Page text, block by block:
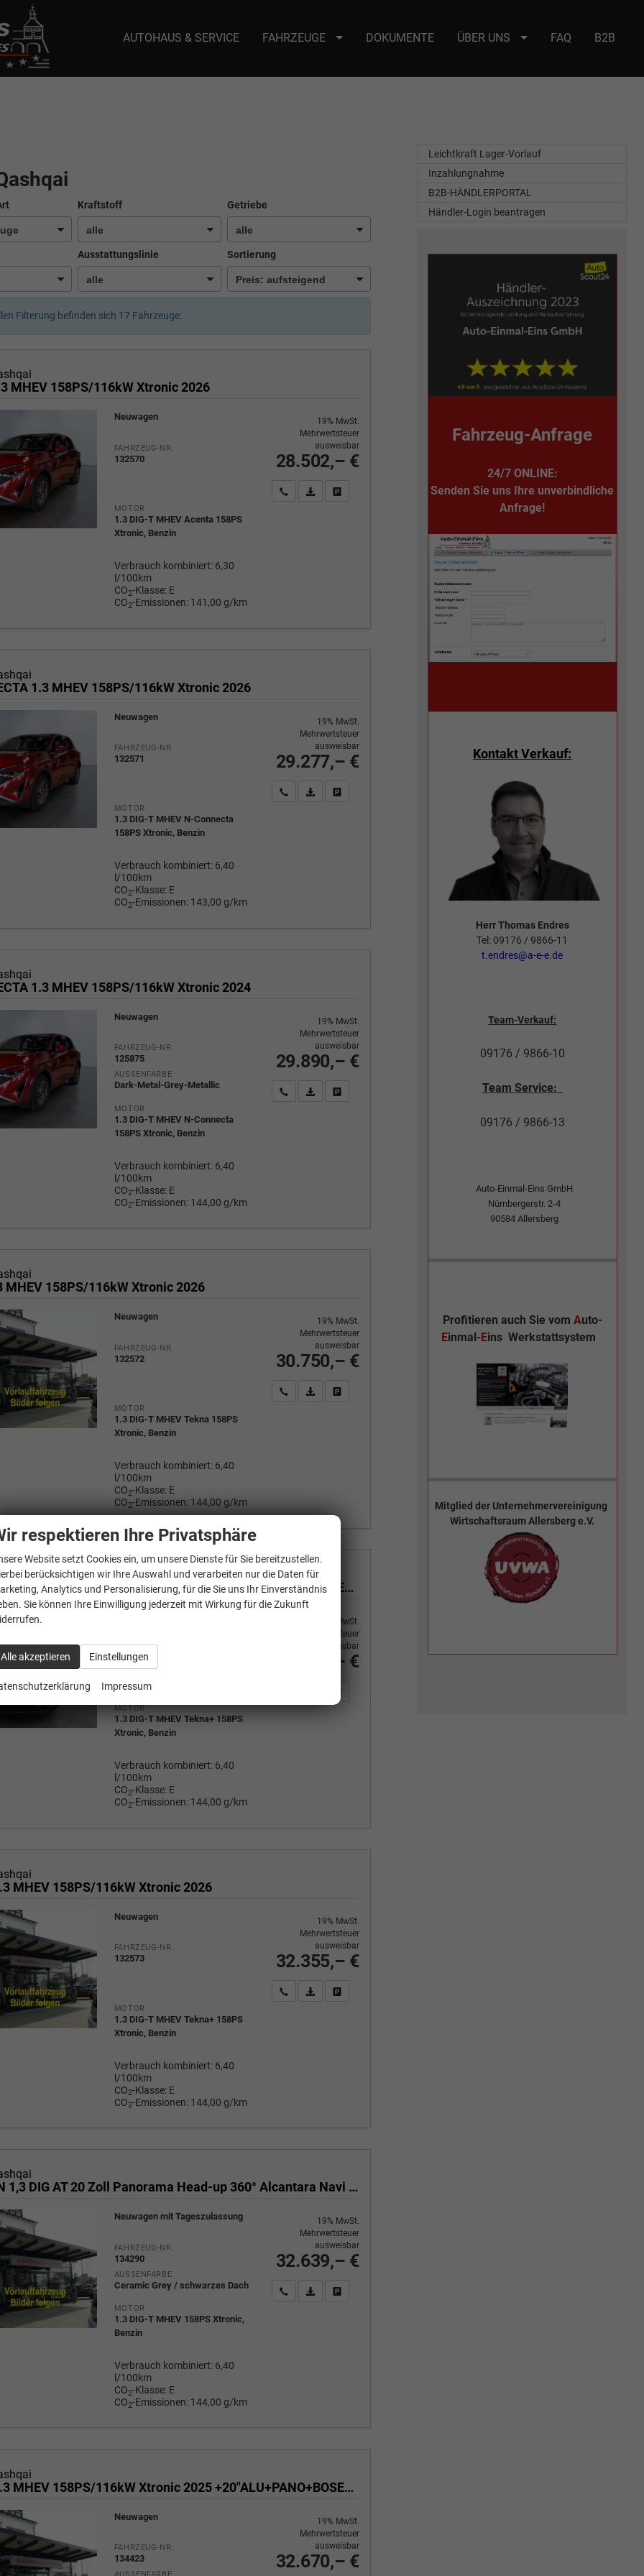
aee-de0k._domainkey.autoeinmaleins.onmicrosoft.com Host Name : selector2._domainkey Points to address or value: selector2-aee-
AUTOHAUS & SERVICE FAHRZEUGE DOKUMENTE ÜBER UNS FAQ B2B
Kraftstoff Getriebe
Ausstattungslinie Sortierung
Filterung befinden sich 17 Fahrzeuge:
MHEV 158PS/116kW Xtronic 2026
Neuwagen
FAHRZEUG-NR.
132570
MOTOR
1.3 DIG-T MHEV Acenta 158PS
Xtronic, Benzin
Verbrauch kombiniert: 6,30
l/100km
CO2-Klasse: E
CO2-Emissionen: 141,00 g/km
28.502,– €
19% MwSt.
Mehrwertsteuer
ausweisbar
Wir rufen Sie anPDF-Fahrzeugexposé drucken
Fahrzeug drucken, parken oder vergleichen
1.3 MHEV 158PS/116kW Xtronic 2026
Neuwagen
FAHRZEUG-NR.
132571
MOTOR
1.3 DIG-T MHEV N-Connecta
158PS Xtronic, Benzin
Verbrauch kombiniert: 6,40
l/100km
CO2-Klasse: E
CO2-Emissionen: 143,00 g/km
29.277,– €
19% MwSt.
Mehrwertsteuer
ausweisbar
Wir rufen Sie anPDF-Fahrzeugexposé drucken
Fahrzeug drucken, parken oder vergleichen
1.3 MHEV 158PS/116kW Xtronic 2024
Neuwagen
FAHRZEUG-NR.
125875
AUSSENFARBE
Dark-Metal-Grey-Metallic
MOTOR
1.3 DIG-T MHEV N-Connecta
158PS Xtronic, Benzin
Verbrauch kombiniert: 6,40
l/100km
CO2-Klasse: E
CO2-Emissionen: 144,00 g/km
29.890,– €
19% MwSt.
Mehrwertsteuer
ausweisbar
Wir rufen Sie anPDF-Fahrzeugexposé drucken
Fahrzeug drucken, parken oder vergleichen
MHEV 158PS/116kW Xtronic 2026
Neuwagen
FAHRZEUG-NR.
132572
MOTOR
1.3 DIG-T MHEV Tekna 158PS
Xtronic, Benzin
Verbrauch kombiniert: 6,40
l/100km
CO2-Klasse: E
CO2-Emissionen: 144,00 g/km
30.750,– €
19% MwSt.
Mehrwertsteuer
ausweisbar
Wir rufen Sie anPDF-Fahrzeugexposé drucken
Fahrzeug drucken, parken oder vergleichen
Tekna+ 1.3 MHEV 158PS/116kW Xtronic 2026 +20"ALU+PANO+BOSE+HuD
FAHRZEUG-NR.
132310
NBV - Sunset Red
MOTOR
1.3 DIG-T MHEV Tekna+ 158PS
Xtronic, Benzin
Verbrauch kombiniert: 6,40
l/100km
CO2-Klasse: E
CO2-Emissionen: 144,00 g/km
32.336,– €
19% MwSt.
Mehrwertsteuer
ausweisbar
Wir rufen Sie anPDF-Fahrzeugexposé drucken
MHEV 158PS/116kW Xtronic 2026
Neuwagen
FAHRZEUG-NR.
132573
MOTOR
1.3 DIG-T MHEV Tekna+ 158PS
Xtronic, Benzin
Verbrauch kombiniert: 6,40
l/100km
CO2-Klasse: E
CO2-Emissionen: 144,00 g/km
32.355,– €
19% MwSt.
Mehrwertsteuer
ausweisbar
Wir rufen Sie anPDF-Fahrzeugexposé drucken
N-DESIGN 1,3 DIG AT 20 Zoll Panorama Head-up 360° Alcantara Navi el Heckklappe
Neuwagen mit Tageszulassung
FAHRZEUG-NR.
134290
AUSSENFARBE
Ceramic Grey / schwarzes Dach
MOTOR
1.3 DIG-T MHEV 158PS Xtronic,
Benzin
Verbrauch kombiniert: 6,40
l/100km
CO2-Klasse: E
CO2-Emissionen: 144,00 g/km
32.639,– €
19% MwSt.
Mehrwertsteuer
ausweisbar
Wir rufen Sie anPDF-Fahrzeugexposé drucken
Tekna+ 1.3 MHEV 158PS/116kW Xtronic 2025 +20"ALU+PANO+BOSE+HuD
Neuwagen
FAHRZEUG-NR.
134423
AUSSENFARBE
32.670,– €
19% MwSt.
Mehrwertsteuer
ausweisbar
Leichtkraft Lager-Vorlauf
Inzahlungnahme
B2B-HÄNDLERPORTAL
Händler-Login beantragen
Fahrzeug-Anfrage
24/7 ONLINE:
Senden Sie uns Ihre unverbindliche
Anfrage!
Kontakt Verkauf:
Herr Thomas Endres
Tel: 09176 / 9866-11
t.endres@a-e-e.de
Team-Verkauf:
09176 / 9866-10
Team Service:
09176 / 9866-13
Auto-Einmal-Eins GmbH
Nürnbergerstr. 2-4
90584 Allersberg
Profitieren auch Sie vom Auto-
Einmal- Eins Werkstattsystem
Mitglied der Unternehmervereinigung
Wirtschaftsraum Allersberg e.V.
respektieren Ihre Privatsphäre
Website setzt Cookies ein, um unsere Dienste für Sie bereitzustellen.
berücksichtigen wir Ihre Auswahl und verarbeiten nur die Daten für
Analytics und Personalisierung, für die Sie uns Ihr Einverständnis
Sie können Ihre Einwilligung jederzeit mit Wirkung für die Zukunft
Alle akzeptieren Einstellungen
Impressum